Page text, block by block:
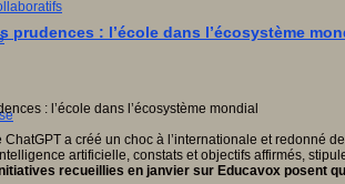
prudences : l’école dans l’écosystème
a créé un choc à l’internationale et redonné
artificielle, constats et objectifs affirmés,
recueillies en janvier sur Educavox posent